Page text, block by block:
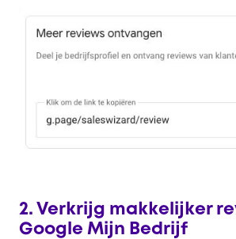
2. Verkrijg makkelijker
Google Mijn Bedrijf